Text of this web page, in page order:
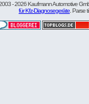
- 2026 Kaufmann Automotive
für Kfz-Diagnosegeräte . Parse